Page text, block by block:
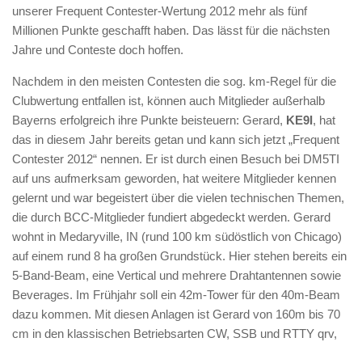
unserer Frequent Contester-Wertung 2012 mehr als fünf
Millionen Punkte geschafft haben. Das lässt für die nächsten
Jahre und Conteste doch hoffen.
Nachdem in den meisten Contesten die sog. km-Regel für die
Clubwertung entfallen ist, können auch Mitglieder außerhalb
Bayerns erfolgreich ihre Punkte beisteuern: Gerard, KE9I, hat
das in diesem Jahr bereits getan und kann sich jetzt „Frequent
Contester 2012“ nennen. Er ist durch einen Besuch bei DM5TI
auf uns aufmerksam geworden, hat weitere Mitglieder kennen
gelernt und war begeistert über die vielen technischen Themen,
die durch BCC-Mitglieder fundiert abgedeckt werden. Gerard
wohnt in Medaryville, IN (rund 100 km südöstlich von Chicago)
auf einem rund 8 ha großen Grundstück. Hier stehen bereits ein
5-Band-Beam, eine Vertical und mehrere Drahtantennen sowie
Beverages. Im Frühjahr soll ein 42m-Tower für den 40m-Beam
dazu kommen. Mit diesen Anlagen ist Gerard von 160m bis 70
cm in den klassischen Betriebsarten CW, SSB und RTTY qrv,